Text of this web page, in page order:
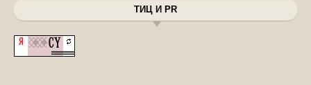
ТИЦ И PR